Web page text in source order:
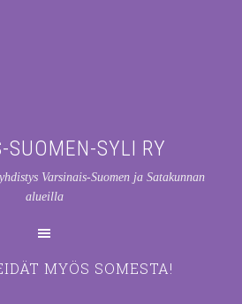
SUOMEN-SYLI RY
Varsinais-Suomen ja Satakunnan
alueilla
MYÖS SOMESTA!